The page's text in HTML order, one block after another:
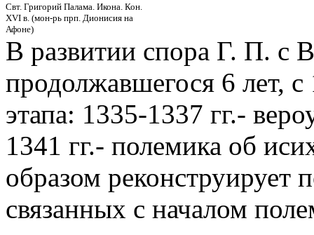
Свт. Григорий Палама. Икона. Кон.
XVI в. (мон-рь прп. Дионисия на
Афоне)
В развитии спора Г. П. с
продолжавшегося 6 лет,
этапа: 1335-1337 гг.-
1341 гг.- полемика об
образом реконструирует
связанных с началом